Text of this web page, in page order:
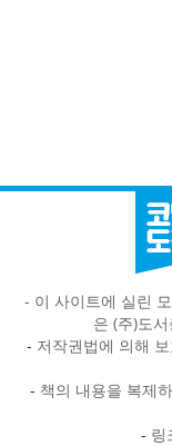
- 이 사이트에 실린
은 (주)도
- 저작권법에 의해
- 책의 내용을 복제
- 링